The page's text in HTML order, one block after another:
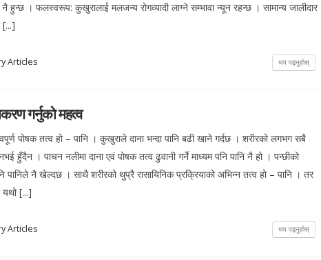
। फलस्वरूप: कुखुरालाई मलजन्य रोगव्यादी लाग्ने सम्भावा न्यून रहन्छ । सामान्य जालीदार
Articles थप पढ्नुहोस्
गर्नुको महत्व
पोषक तत्व हो – पानि । कुखुराले दाना भन्दा पानि बढी खाने गर्दछ । शरीरको लगभग सबै
हुँदैन । पाचन नलीमा दाना एवं पोषक तत्व ढुवानी गर्ने माध्यम पनि पानि नै हो । पन्छीको
पानिले नै खेल्दछ । साथै शरीरको थुप्रै रासायिनिक प्रक्रियाको अभिन्न तत्व हो – पानि । तर
यथो [...]
Articles थप पढ्नुहोस्